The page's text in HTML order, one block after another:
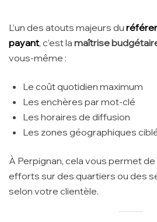
L’un des atouts majeurs du
payant, c’est la maîtrise
vous-même :
Le coût quotidien maximum
Les enchères par mot-clé
Les horaires de diffusion
Les zones géographiques
À Perpignan, cela vous permet
efforts sur des quartiers ou des
selon votre clientèle.